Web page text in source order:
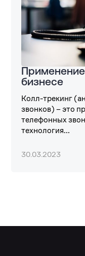
Применение
бизнесе
Колл-трекинг
звонков) – это
телефонных
технология...
30.03.2023